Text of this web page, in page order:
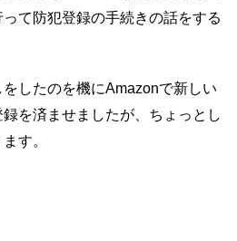
て防犯登録の手続きの話をする
したのを機にAmazonで新しい
を済ませましたが、ちょっとし
す。